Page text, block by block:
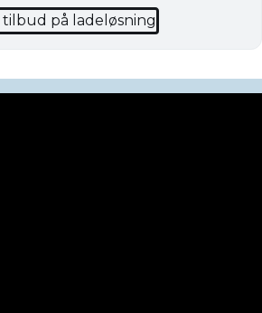
tilbud på ladeløsning